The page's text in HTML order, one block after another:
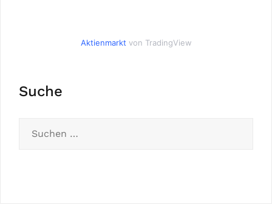
Aktienmarkt von TradingView
Suche